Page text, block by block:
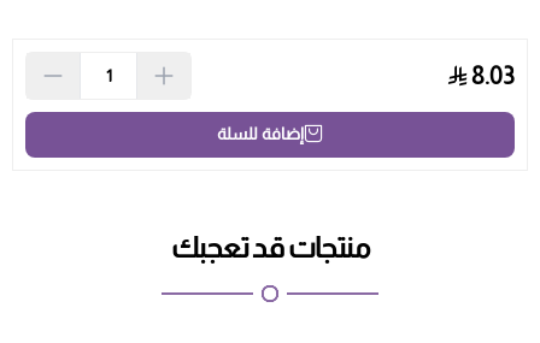
8.03
إضافة للسلة
منتجات قد تعجبك